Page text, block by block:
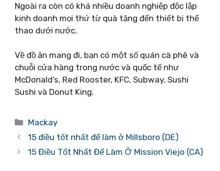
Ngoài ra còn có khá nhiều doanh nghiệp độc lập
kinh doanh mọi thứ từ quà tặng đến thiết bị thể
thao dưới nước.
Về đồ ăn mang đi, bạn có một số quán cà phê và
chuỗi cửa hàng trong nước và quốc tế như
McDonald’s, Red Rooster, KFC, Subway, Sushi
Sushi và Donut King.
Danh
mục
Mackay
15 điều tốt nhất để làm ở Millsboro (DE)
15 Điều Tốt Nhất Để Làm Ở Mission Viejo (CA)